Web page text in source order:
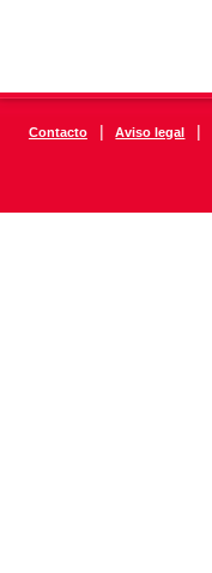
Contacto | Aviso legal |